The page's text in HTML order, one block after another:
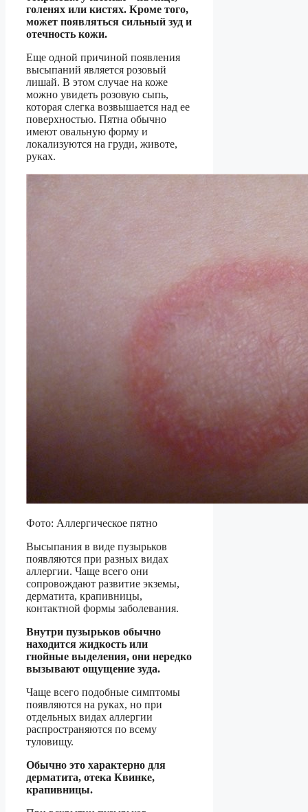
голенях или кистях. Кроме того,
может появляться сильный зуд и
отечность кожи.
Еще одной причиной появления
высыпаний является розовый
лишай. В этом случае на коже
можно увидеть розовую сыпь,
которая слегка возвышается над ее
поверхностью. Пятна обычно
имеют овальную форму и
локализуются на груди, животе,
руках.
Фото: Аллергическое пятно
Высыпания в виде пузырьков
появляются при разных видах
аллергии. Чаще всего они
сопровождают развитие экземы,
дерматита, крапивницы,
контактной формы заболевания.
Внутри пузырьков обычно
находится жидкость или
гнойные выделения, они нередко
вызывают ощущение зуда.
Чаще всего подобные симптомы
появляются на руках, но при
отдельных видах аллергии
распространяются по всему
туловищу.
Обычно это характерно для
дерматита, отека Квинке,
крапивницы.